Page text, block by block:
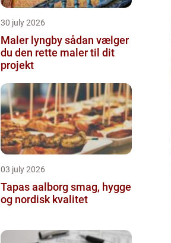
30 july 2026
Maler lyngby sådan vælger
du den rette maler til dit
projekt
03 july 2026
Tapas aalborg smag, hygge
og nordisk kvalitet